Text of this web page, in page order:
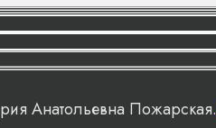
Анатольевна Пожарская.